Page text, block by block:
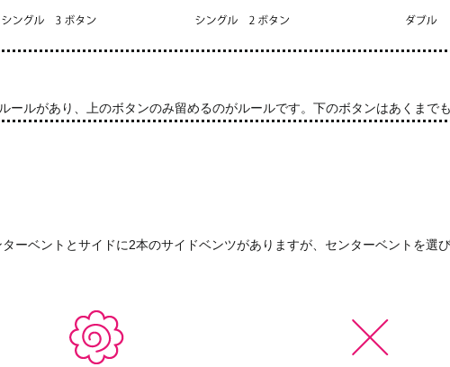
ールがあり、上のボタンのみ留めるのがルールです。下のボタンはあくまで
ーベントとサイドに2本のサイドベンツがありますが、センターベントを選